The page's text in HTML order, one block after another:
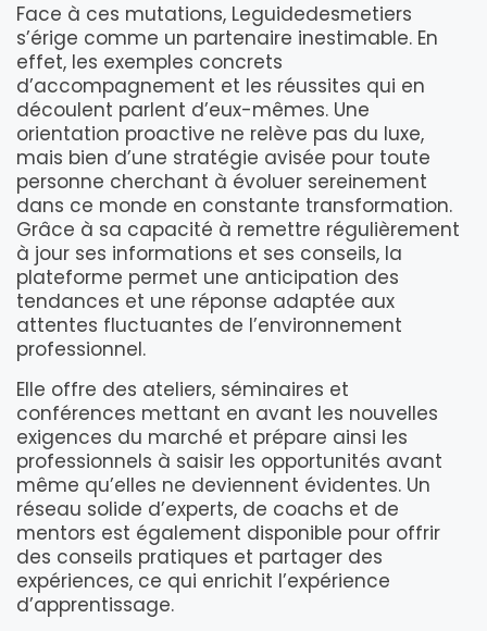
Face à ces mutations, Leguidedesmetiers
s’érige comme un partenaire inestimable. En
effet, les exemples concrets
d’accompagnement et les réussites qui en
découlent parlent d’eux-mêmes. Une
orientation proactive ne relève pas du luxe,
mais bien d’une stratégie avisée pour toute
personne cherchant à évoluer sereinement
dans ce monde en constante transformation.
Grâce à sa capacité à remettre régulièrement
à jour ses informations et ses conseils, la
plateforme permet une anticipation des
tendances et une réponse adaptée aux
attentes fluctuantes de l’environnement
professionnel.
Elle offre des ateliers, séminaires et
conférences mettant en avant les nouvelles
exigences du marché et prépare ainsi les
professionnels à saisir les opportunités avant
même qu’elles ne deviennent évidentes. Un
réseau solide d’experts, de coachs et de
mentors est également disponible pour offrir
des conseils pratiques et partager des
expériences, ce qui enrichit l’expérience
d’apprentissage.